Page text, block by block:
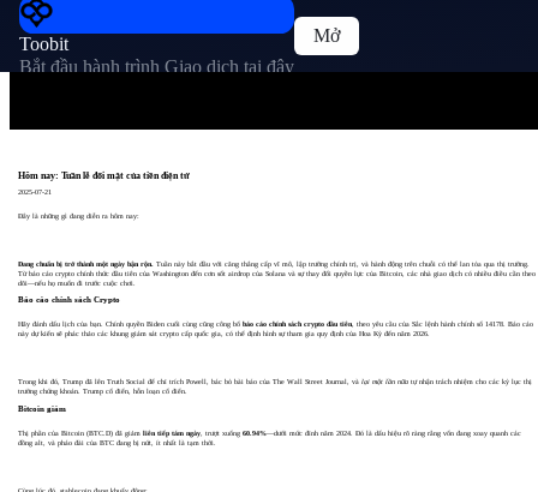
Toobit
Bắt đầu hành trình Giao dịch tại đây
Mở
Hôm nay: Tuần lễ đối mặt của tiền điện tử
2025-07-21
Đây là những gì đang diễn ra hôm nay:
Đang chuẩn bị trở thành một ngày bận rộn.
Tuần này bắt đầu với căng thẳng cấp vĩ mô, lập trường chính trị, và hành động trên chuỗi có thể lan tỏa qua thị trường.
Từ báo cáo crypto chính thức đầu tiên của Washington đến cơn sốt airdrop của Solana và sự thay đổi quyền lực của Bitcoin, các nhà giao dịch có nhiều điều cần theo
dõi—nếu họ muốn đi trước cuộc chơi.
Báo cáo chính sách Crypto
Hãy đánh dấu lịch của bạn. Chính quyền Biden cuối cùng cũng công bố báo cáo chính sách crypto đầu tiên, theo yêu cầu của Sắc lệnh hành chính số 14178. Báo cáo
này dự kiến sẽ phác thảo các khung giám sát crypto cấp quốc gia, có thể định hình sự tham gia quy định của Hoa Kỳ đến năm 2026.
Trong khi đó, Trump đã lên Truth Social để chỉ trích Powell, bác bỏ bài báo của The Wall Street Journal, và lại một lần nữatự nhận trách nhiệm cho các kỷ lục thị
trường chứng khoán. Trump cổ điển, hỗn loạn cổ điển.
Bitcoin giảm
Thị phần của Bitcoin (BTC.D) đã giảm liên tiếp tám ngày, trượt xuống 60.94%—dưới mức đỉnh năm 2024. Đó là dấu hiệu rõ ràng rằng vốn đang xoay quanh các
đồng alt, và pháo đài của BTC đang bị nứt, ít nhất là tạm thời.